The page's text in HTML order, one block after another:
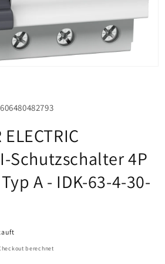
Schutzschalter 4P
A - IDK-63-4-30-
berechnet